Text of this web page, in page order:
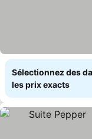
Sélectionnez des
les prix exacts